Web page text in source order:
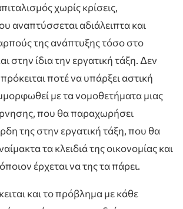
χωρίς κρίσεις,
αναπτύσσεται αδιάλειπτα και
της ανάπτυξης τόσο στο
στην ίδια την εργατική τάξη. Δεν
ποτέ να υπάρξει αστική
με τα νομοθετήματα μιας
που θα παραχωρήσει
της στην εργατική τάξη, που θα
τα κλειδιά της οικονομίας και
έρχεται να της τα πάρει.
και το πρόβλημα με κάθε